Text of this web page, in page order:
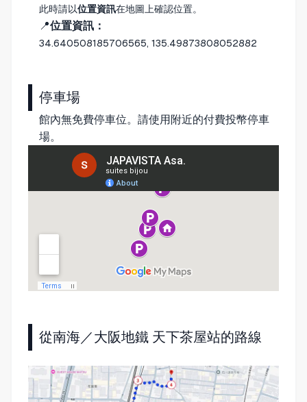
此時請以位置資訊在地圖上確認位置。
📍位置資訊：
34.640508185706565, 135.49873808052882
停車場
館內無免費停車位。請使用附近的付費投幣停車
場。
從南海／大阪地鐵 天下茶屋站的路線